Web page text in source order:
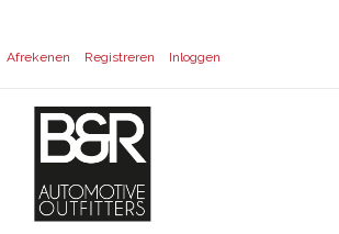
Afrekenen Registreren Inloggen